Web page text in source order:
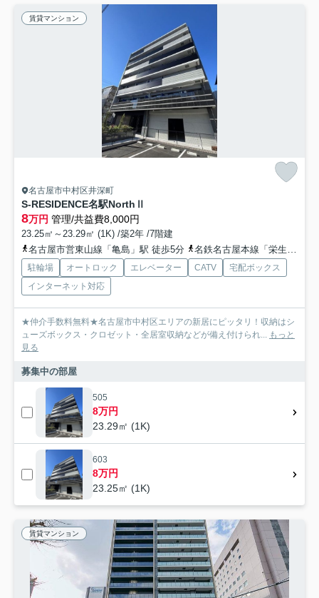
賃貸マンション
名古屋市中村区井深町
S-RESIDENCE名駅NorthⅡ
8万円 管理/共益費8,000円
23.25㎡～23.29㎡ (1K) /築2年 /7階建
名古屋市営東山線「亀島」駅 徒歩5分
名鉄名古屋本線「栄生」駅 徒歩9分
駐輪場 オートロック エレベーター CATV
宅配ボックス
インターネット対応
★仲介手数料無料★名古屋市中村区エリアの新居にピッタリ！収納はシ
ューズボックス・クロゼット・全居室収納などが備え付けられ... もっと
見る
募集中の部屋
505
8万円
23.29㎡ (1K)
603
8万円
23.25㎡ (1K)
賃貸マンション